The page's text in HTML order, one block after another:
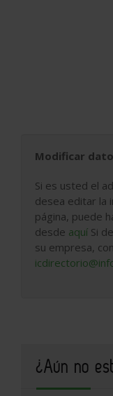
Modificar
Si es usted el
desea editar la
página, puede
desde aquí Si
su empresa,
¿Aún no